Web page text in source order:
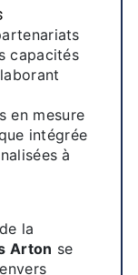
capacités
en mesure
intégrée
à
la
Arton se